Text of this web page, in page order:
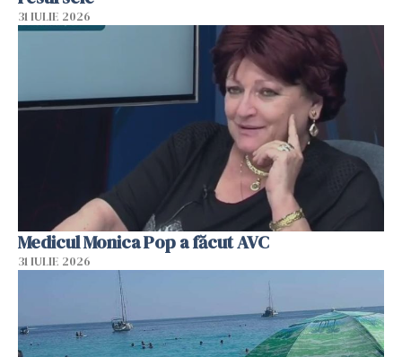
31 IULIE 2026
Medicul Monica Pop a făcut AVC
31 IULIE 2026